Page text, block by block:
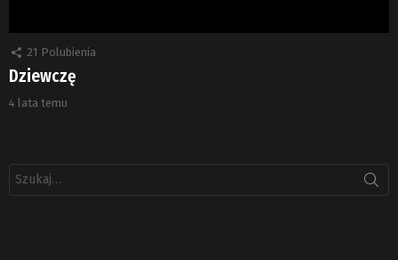
21 Polubienia
Dziewczę
4 lata temu